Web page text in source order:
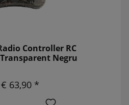
Controller RC
Negru
€ 63,90 *